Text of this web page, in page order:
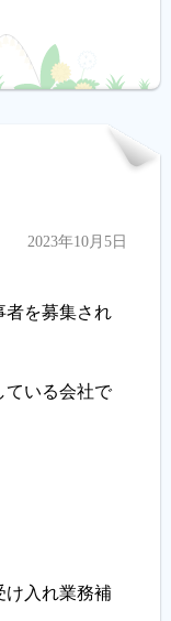
2023年10月5日
を募集され
ている会社で
け入れ業務補